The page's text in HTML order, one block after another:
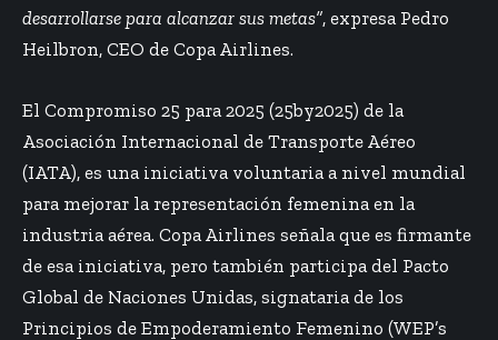
desarrollarse para alcanzar sus metas”, expresa Pedro
Heilbron, CEO de Copa Airlines.
El Compromiso 25 para 2025 (25by2025) de la
Asociación Internacional de Transporte Aéreo
(IATA), es una iniciativa voluntaria a nivel mundial
para mejorar la representación femenina en la
industria aérea. Copa Airlines señala que es firmante
de esa iniciativa, pero también participa del Pacto
Global de Naciones Unidas, signataria de los
Principios de Empoderamiento Femenino (WEP’s